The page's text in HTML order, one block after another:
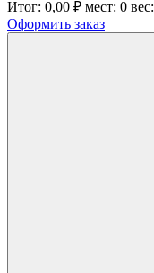
Итог: 0,00 ₽ мест: 0 вес:
Оформить заказ